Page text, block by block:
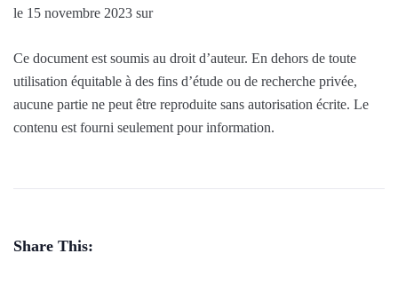
le 15 novembre 2023 sur
Ce document est soumis au droit d’auteur. En dehors de toute
utilisation équitable à des fins d’étude ou de recherche privée,
aucune partie ne peut être reproduite sans autorisation écrite. Le
contenu est fourni seulement pour information.
Share This: